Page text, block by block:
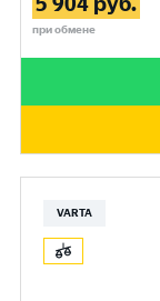
при обмене
VARTA